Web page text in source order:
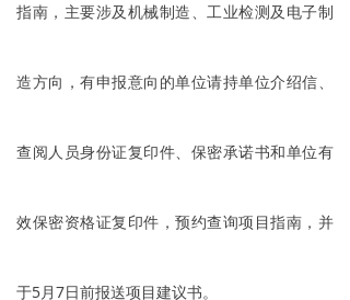
指南，主要涉及机械制造、工业检测及电子制
造方向，有申报意向的单位请持单位介绍信、
查阅人员身份证复印件、保密承诺书和单位有
效保密资格证复印件，预约查询项目指南，并
于5月7日前报送项目建议书。